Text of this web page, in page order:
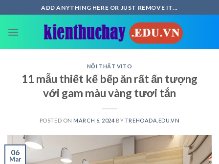
to
content
ADD ANYTHING HERE OR JUST REMOVE IT...
NỘI THẤT VITO
11 mẫu thiết kế bếp ăn rất ấn tượng
với gam màu vàng tươi tắn
POSTED ON MARCH 6, 2024 BY TREHOADA.EDU.VN
06
Mar